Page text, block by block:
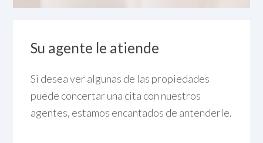
Su agente le atiende
Si desea ver algunas de las propiedades
puede concertar una cita con nuestros
agentes, estamos encantados de antenderle.